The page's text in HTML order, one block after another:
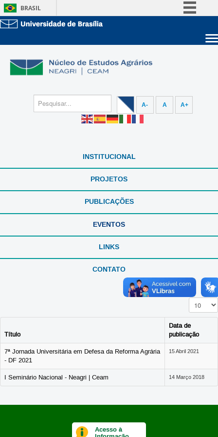
BRASIL
Canais
Unidades acadêmicas
Administração
A- A A+
INSTITUCIONAL
PROJETOS
PUBLICAÇÕES
EVENTOS
LINKS
CONTATO
Exibir #
Título
Data de
publicação
7ª Jornada Universitária em Defesa da Reforma Agrária
- DF 2021
15 Abril 2021
I Seminário Nacional - Neagri | Ceam 14 Março 2018
Acesso à